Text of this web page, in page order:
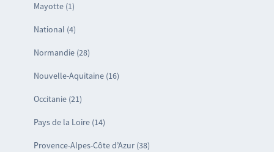
Mayotte (1)
National (4)
Normandie (28)
Nouvelle-Aquitaine (16)
Occitanie (21)
Pays de la Loire (14)
Provence-Alpes-Côte d’Azur (38)